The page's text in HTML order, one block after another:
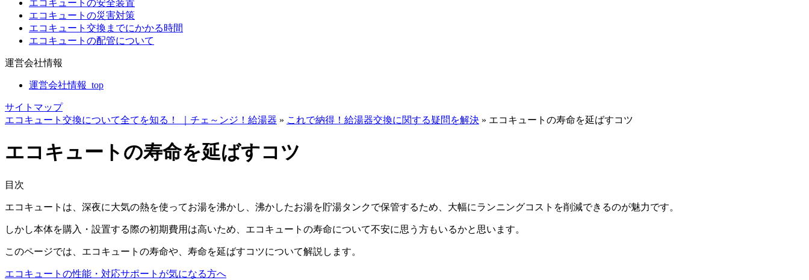
エコキュートの安全装置
エコキュートの災害対策
エコキュート交換までにかかる時間
エコキュートの配管について
運営会社情報
運営会社情報_top
サイトマップ
エコキュート交換について全てを知る！ ｜チェ～ンジ！給湯器 » これで納得！給湯器交換に関する疑問を解決 » エコキュートの寿命を延ばすコツ
エコキュートの寿命を延ばすコツ
目次
エコキュートは、深夜に大気の熱を使ってお湯を沸かし、沸かしたお湯を貯湯タンクで保管するため、大幅にランニングコストを削減できるのが魅力です。
しかし本体を購入・設置する際の初期費用は高いため、エコキュートの寿命について不安に思う方もいるかと思います。
このページでは、エコキュートの寿命や、寿命を延ばすコツについて解説します。
エコキュートの性能・対応サポートが気になる方へ